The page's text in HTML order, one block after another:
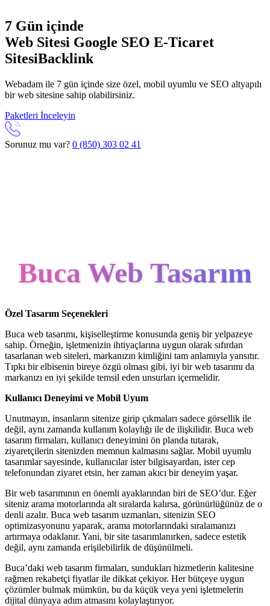
7 Gün içinde
Web Sitesi Google SEO E-Ticaret
SitesiBacklink
Webadam ile 7 gün içinde size özel, mobil uyumlu ve SEO altyapılı
bir web sitesine sahip olabilirsiniz.
Paketleri İnceleyin
Sorunuz mu var? 0 (850) 303 02 41
Buca Web Tasarım
Özel Tasarım Seçenekleri
Buca web tasarımı, kişiselleştirme konusunda geniş bir yelpazeye
sahip. Örneğin, işletmenizin ihtiyaçlarına uygun olarak sıfırdan
tasarlanan web siteleri, markanızın kimliğini tam anlamıyla yansıtır.
Tıpkı bir elbisenin bireye özgü olması gibi, iyi bir web tasarımı da
markanızı en iyi şekilde temsil eden unsurları içermelidir.
Kullanıcı Deneyimi ve Mobil Uyum
Unutmayın, insanların sitenize girip çıkmaları sadece görsellik ile
değil, aynı zamanda kullanım kolaylığı ile de ilişkilidir. Buca web
tasarım firmaları, kullanıcı deneyimini ön planda tutarak,
ziyaretçilerin sitenizden memnun kalmasını sağlar. Mobil uyumlu
tasarımlar sayesinde, kullanıcılar ister bilgisayardan, ister cep
telefonundan ziyaret etsin, her zaman akıcı bir deneyim yaşar.
Bir web tasarımının en önemli ayaklarından biri de SEO’dur. Eğer
siteniz arama motorlarında alt sıralarda kalırsa, görünürlüğünüz de o
denli azalır. Buca web tasarım uzmanları, sitenizin SEO
optimizasyonunu yaparak, arama motorlarındaki sıralamanızı
artırmaya odaklanır. Yani, bir site tasarımlanırken, sadece estetik
değil, aynı zamanda erişilebilirlik de düşünülmeli.
Buca’daki web tasarım firmaları, sundukları hizmetlerin kalitesine
rağmen rekabetçi fiyatlar ile dikkat çekiyor. Her bütçeye uygun
çözümler bulmak mümkün, bu da küçük veya yeni işletmelerin
dijital dünyaya adım atmasını kolaylaştırıyor.